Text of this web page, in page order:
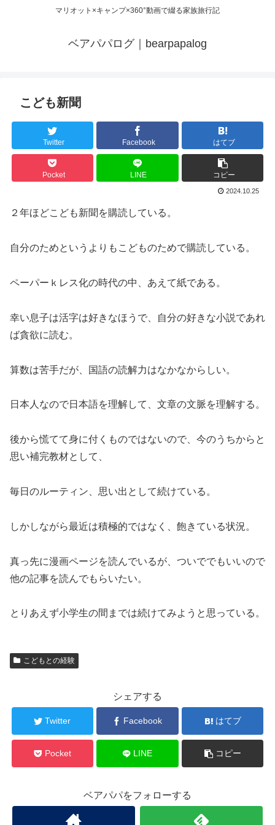
マリオット×キャンプ×360°動画で綴る家族旅行記
ベアパパログ｜bearpapalog
こども新聞
Twitter Facebook はてブ
Pocket LINE コピー
2024.10.25
２年ほどこども新聞を購読している。
自分のためというよりもこどものためで購読している。
ペーパーｋレス化の時代の中、あえて紙である。
幸い息子は活字は好きなほうで、自分の好きな小説であれ
ば貪欲に読む。
算数は苦手だが、国語の読解力はなかなからしい。
日本人なので日本語を理解して、文章の文脈を理解する。
後から慌てて身に付くものではないので、今のうちからと
思い補完教材として、
毎日のルーティン、思い出として続けている。
しかしながら最近は積極的ではなく、飽きている状況。
真っ先に漫画ページを読んでいるが、ついででもいいので
他の記事を読んでもらいたい。
とりあえず小学生の間までは続けてみようと思っている。
こどもとの経験
シェアする
Twitter Facebook はてブ
Pocket LINE コピー
ベアパパをフォローする